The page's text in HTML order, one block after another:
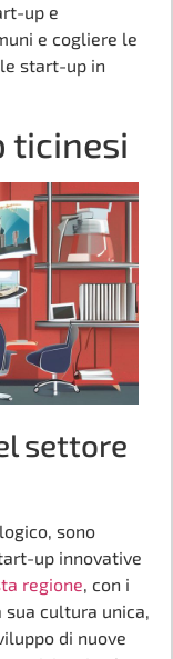
up e
e cogliere le
start-up in
ticinesi
settore
sono
up innovative
regione, con i
cultura unica,
di nuove